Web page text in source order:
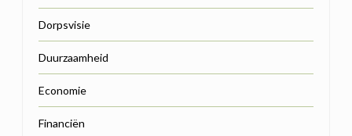
Dorpsvisie
Duurzaamheid
Economie
Financiën